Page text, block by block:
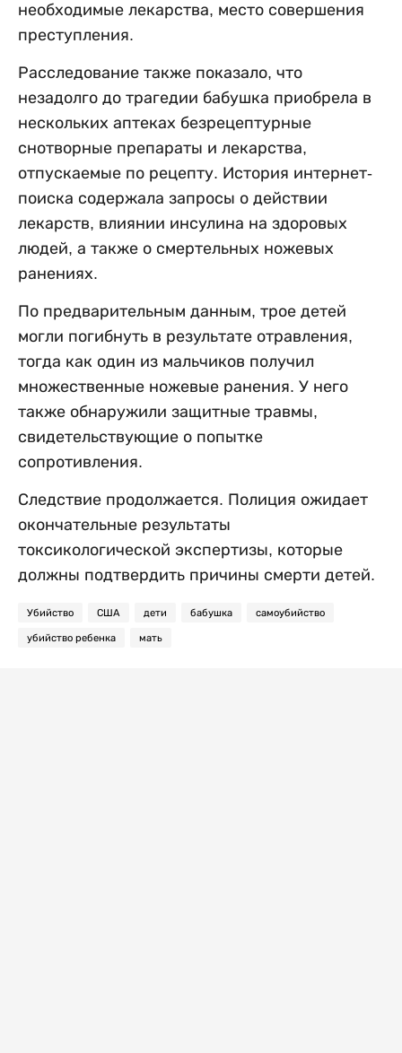
необходимые лекарства, место совершения
преступления.
Расследование также показало, что
незадолго до трагедии бабушка приобрела в
нескольких аптеках безрецептурные
снотворные препараты и лекарства,
отпускаемые по рецепту. История интернет-
поиска содержала запросы о действии
лекарств, влиянии инсулина на здоровых
людей, а также о смертельных ножевых
ранениях.
По предварительным данным, трое детей
могли погибнуть в результате отравления,
тогда как один из мальчиков получил
множественные ножевые ранения. У него
также обнаружили защитные травмы,
свидетельствующие о попытке
сопротивления.
Следствие продолжается. Полиция ожидает
окончательные результаты
токсикологической экспертизы, которые
должны подтвердить причины смерти детей.
Убийство США дети бабушка самоубийство
убийство ребенка мать